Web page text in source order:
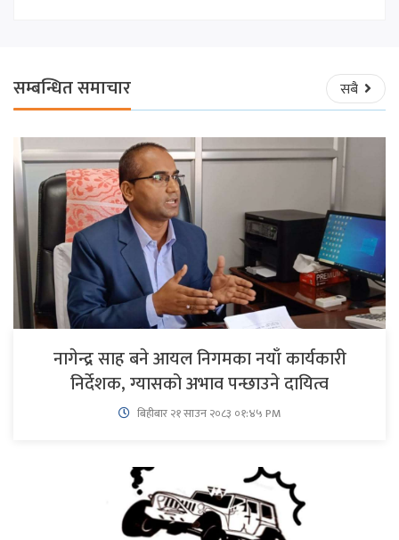
सम्बन्धित समाचार सबै
नागेन्द्र साह बने आयल निगमका नयाँ कार्यकारी
निर्देशक, ग्यासको अभाव पन्छाउने दायित्व
बिहीबार २१ साउन २०८३ ०१:४५ PM